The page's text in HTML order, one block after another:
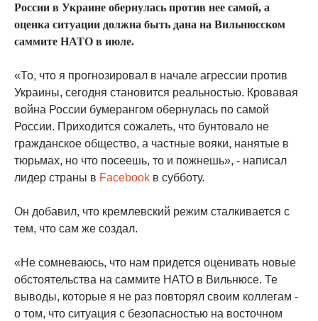
России в Украине обернулась против нее самой, а
оценка ситуации должна быть дана на Вильнюсском
саммите НАТО в июле.
«То, что я прогнозировал в начале агрессии против
Украины, сегодня становится реальностью. Кровавая
война России бумерангом обернулась по самой
России. Приходится сожалеть, что бунтовало не
гражданское общество, а частные вояки, нанятые в
тюрьмах, но что посеешь, то и пожнешь», - написал
лидер страны в Facebook в субботу.
Он добавил, что кремлевский режим сталкивается с
тем, что сам же создал.
«Не сомневаюсь, что нам придется оценивать новые
обстоятельства на саммите НАТО в Вильнюсе. Те
выводы, которые я не раз повторял своим коллегам -
о том, что ситуация с безопасностью на восточном